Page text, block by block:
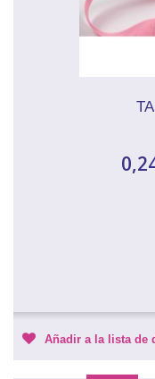
Añadir a la lista de